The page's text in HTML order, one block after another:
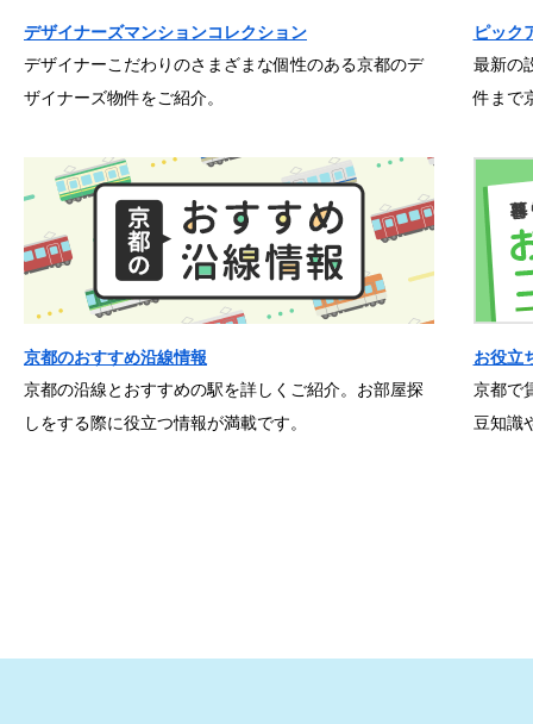
デザイナーズマンションコレクション
デザイナーこだわりのさまざまな個性のある京都のデ
ザイナーズ物件をご紹介。
ピック
最新の
件まで
京都のおすすめ沿線情報
京都の沿線とおすすめの駅を詳しくご紹介。お部屋探
しをする際に役立つ情報が満載です。
お役立
京都で
豆知識